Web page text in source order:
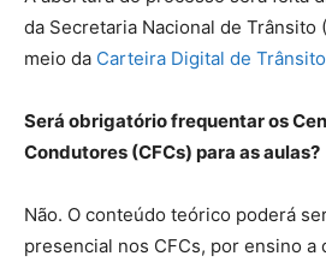
da Secretaria Nacional de Trânsito
meio da Carteira Digital de
Será obrigatório frequentar os
Condutores (CFCs) para as aulas?
Não. O conteúdo teórico poderá
presencial nos CFCs, por ensino a